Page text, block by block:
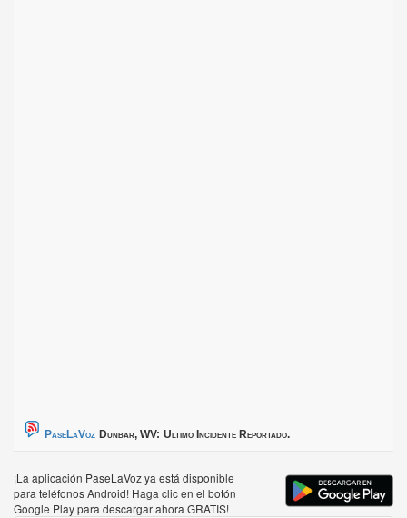
PaseLaVoz Dunbar, WV: Ultimo Incidente Reportado.
¡La aplicación PaseLaVoz ya está disponible
para teléfonos Android! Haga clic en el botón
Google Play para descargar ahora GRATIS!